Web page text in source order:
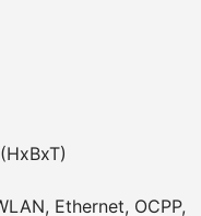
Ethernet, OCPP,